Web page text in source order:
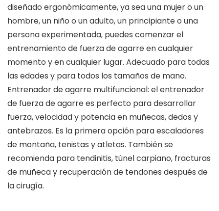
diseñado ergonómicamente, ya sea una mujer o un
hombre, un niño o un adulto, un principiante o una
persona experimentada, puedes comenzar el
entrenamiento de fuerza de agarre en cualquier
momento y en cualquier lugar. Adecuado para todas
las edades y para todos los tamaños de mano.
Entrenador de agarre multifuncional: el entrenador
de fuerza de agarre es perfecto para desarrollar
fuerza, velocidad y potencia en muñecas, dedos y
antebrazos. Es la primera opción para escaladores
de montaña, tenistas y atletas. También se
recomienda para tendinitis, túnel carpiano, fracturas
de muñeca y recuperación de tendones después de
la cirugía.